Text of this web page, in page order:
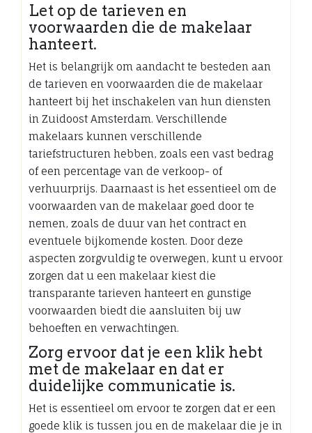
Let op de tarieven en
voorwaarden die de makelaar
hanteert.
Het is belangrijk om aandacht te besteden aan
de tarieven en voorwaarden die de makelaar
hanteert bij het inschakelen van hun diensten
in Zuidoost Amsterdam. Verschillende
makelaars kunnen verschillende
tariefstructuren hebben, zoals een vast bedrag
of een percentage van de verkoop- of
verhuurprijs. Daarnaast is het essentieel om de
voorwaarden van de makelaar goed door te
nemen, zoals de duur van het contract en
eventuele bijkomende kosten. Door deze
aspecten zorgvuldig te overwegen, kunt u ervoor
zorgen dat u een makelaar kiest die
transparante tarieven hanteert en gunstige
voorwaarden biedt die aansluiten bij uw
behoeften en verwachtingen.
Zorg ervoor dat je een klik hebt
met de makelaar en dat er
duidelijke communicatie is.
Het is essentieel om ervoor te zorgen dat er een
goede klik is tussen jou en de makelaar die je in